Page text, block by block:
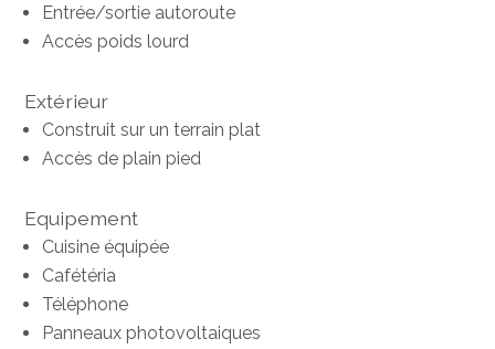
Entrée/sortie autoroute
Accès poids lourd
Extérieur
Construit sur un terrain plat
Accès de plain pied
Equipement
Cuisine équipée
Cafétéria
Téléphone
Panneaux photovoltaiques